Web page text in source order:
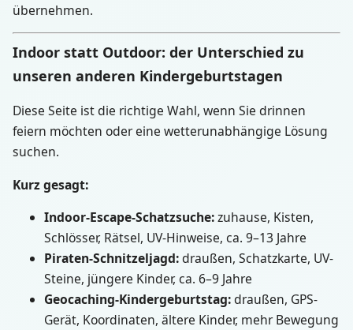
übernehmen.
Indoor statt Outdoor: der Unterschied zu
unseren anderen Kindergeburtstagen
Diese Seite ist die richtige Wahl, wenn Sie drinnen
feiern möchten oder eine wetterunabhängige Lösung
suchen.
Kurz gesagt:
Indoor-Escape-Schatzsuche:zuhause, Kisten,
Schlösser, Rätsel, UV-Hinweise, ca. 9–13 Jahre
Piraten-Schnitzeljagd:draußen, Schatzkarte, UV-
Steine, jüngere Kinder, ca. 6–9 Jahre
Geocaching-Kindergeburtstag:draußen, GPS-
Gerät, Koordinaten, ältere Kinder, mehr Bewegung